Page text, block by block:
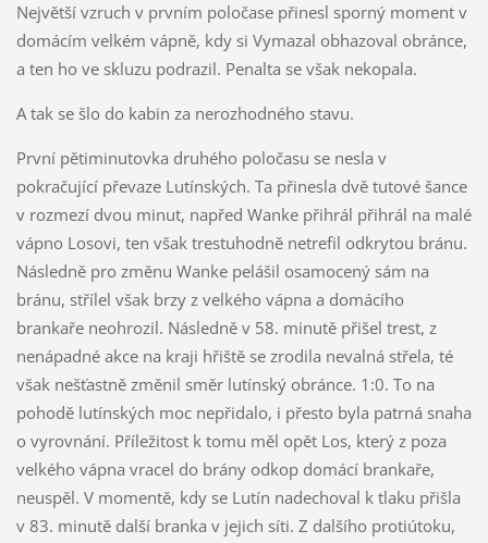
Největší vzruch v prvním poločase přinesl sporný moment v
domácím velkém vápně, kdy si Vymazal obhazoval obránce,
a ten ho ve skluzu podrazil. Penalta se však nekopala.
A tak se šlo do kabin za nerozhodného stavu.
První pětiminutovka druhého poločasu se nesla v
pokračující převaze Lutínských. Ta přinesla dvě tutové šance
v rozmezí dvou minut, napřed Wanke přihrál přihrál na malé
vápno Losovi, ten však trestuhodně netrefil odkrytou bránu.
Následně pro změnu Wanke pelášil osamocený sám na
bránu, střílel však brzy z velkého vápna a domácího
brankaře neohrozil. Následně v 58. minutě přišel trest, z
nenápadné akce na kraji hřiště se zrodila nevalná střela, té
však nešťastně změnil směr lutínský obránce. 1:0. To na
pohodě lutínských moc nepřidalo, i přesto byla patrná snaha
o vyrovnání. Příležitost k tomu měl opět Los, který z poza
velkého vápna vracel do brány odkop domácí brankaře,
neuspěl. V momentě, kdy se Lutín nadechoval k tlaku přišla
v 83. minutě další branka v jejich síti. Z dalšího protiútoku,